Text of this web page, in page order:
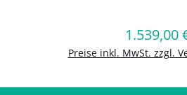
Regulärer
1.539,00
Preise inkl. MwSt. zzgl.
In den